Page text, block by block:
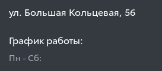
ул. Большая Кольцевая, 56
График работы:
Пн - Сб: